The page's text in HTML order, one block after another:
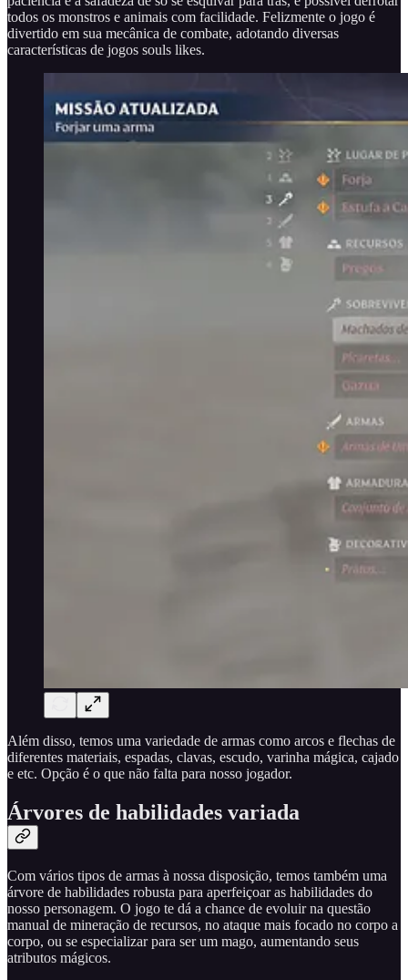
todos os monstros e animais com facilidade. Felizmente o jogo é
divertido em sua mecânica de combate, adotando diversas
características de jogos souls likes.
Além disso, temos uma variedade de armas como arcos e flechas de
diferentes materiais, espadas, clavas, escudo, varinha mágica, cajado
e etc. Opção é o que não falta para nosso jogador.
Árvores de habilidades variada
Com vários tipos de armas à nossa disposição, temos também uma
árvore de habilidades robusta para aperfeiçoar as habilidades do
nosso personagem. O jogo te dá a chance de evoluir na questão
manual de mineração de recursos, no ataque mais focado no corpo a
corpo, ou se especializar para ser um mago, aumentando seus
atributos mágicos.